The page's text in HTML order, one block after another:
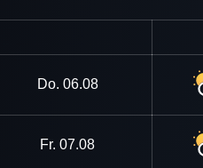
Do. 06.08
Fr. 07.08